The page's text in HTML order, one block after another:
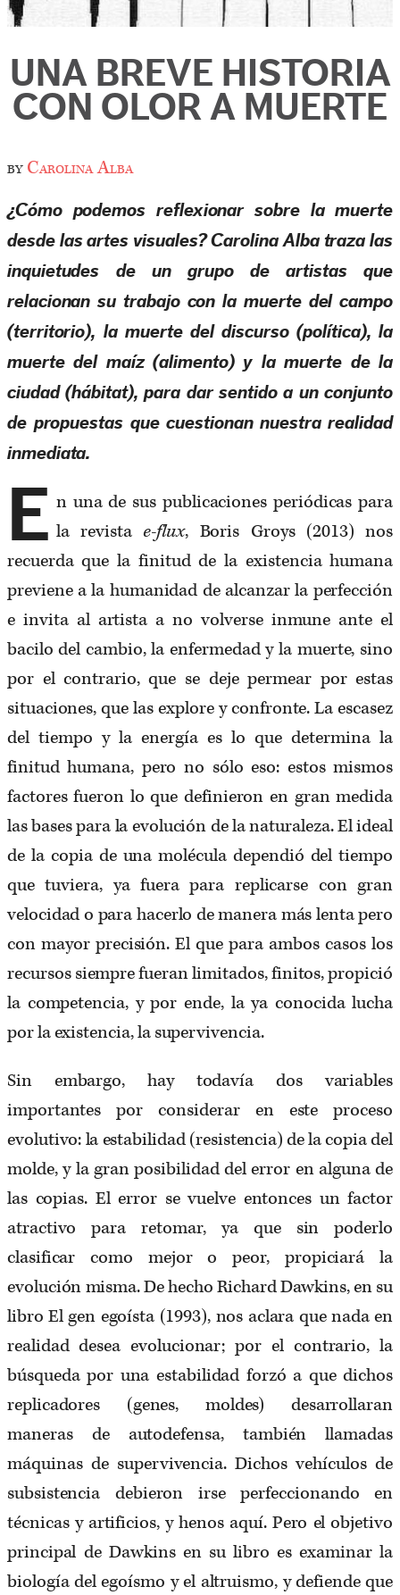
UNA BREVE HISTORIA
CON OLOR A MUERTE
byCarolina Alba
¿Cómo podemos reflexionar sobre la muerte
desde las artes visuales? Carolina Alba traza las
inquietudes de un grupo de artistas que
relacionan su trabajo con la muerte del campo
(territorio), la muerte del discurso (política), la
muerte del maíz (alimento) y la muerte de la
ciudad (hábitat), para dar sentido a un conjunto
de propuestas que cuestionan nuestra realidad
inmediata.
E n una de sus publicaciones periódicas para
la revistae-flux, Boris Groys (2013) nos
recuerda que la finitud de la existencia humana
previene a la humanidad de alcanzar la perfección
e invita al artista a no volverse inmune ante el
bacilo del cambio, la enfermedad y la muerte, sino
por el contrario, que se deje permear por estas
situaciones, que las explore y confronte. La escasez
del tiempo y la energía es lo que determina la
finitud humana, pero no sólo eso: estos mismos
factores fueron lo que definieron en gran medida
las bases para la evolución de la naturaleza. El ideal
de la copia de una molécula dependió del tiempo
que tuviera, ya fuera para replicarse con gran
velocidad o para hacerlo de manera más lenta pero
con mayor precisión. El que para ambos casos los
recursos siempre fueran limitados, finitos, propició
la competencia, y por ende, la ya conocida lucha
por la existencia, la supervivencia.
Sin embargo, hay todavía dos variables
importantes por considerar en este proceso
evolutivo: la estabilidad (resistencia) de la copia del
molde, y la gran posibilidad del error en alguna de
las copias. El error se vuelve entonces un factor
atractivo para retomar, ya que sin poderlo
clasificar como mejor o peor, propiciará la
evolución misma. De hecho Richard Dawkins, en su
libro El gen egoísta (1993), nos aclara que nada en
realidad desea evolucionar; por el contrario, la
búsqueda por una estabilidad forzó a que dichos
replicadores (genes, moldes) desarrollaran
maneras de autodefensa, también llamadas
máquinas de supervivencia. Dichos vehículos de
subsistencia debieron irse perfeccionando en
técnicas y artificios, y henos aquí. Pero el objetivo
principal de Dawkins en su libro es examinar la
biología del egoísmo y el altruismo, y defiende que